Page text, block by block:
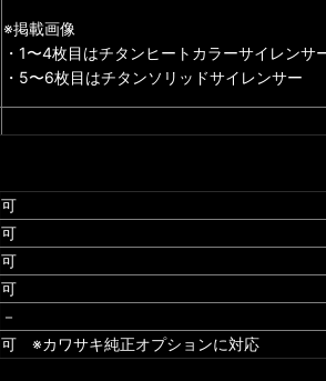
※掲載画像
・1〜4枚目はチタンヒートカラーサイレンサ
・5〜6枚目はチタンソリッドサイレンサー
可
可
可
可
－
可 ※カワサキ純正オプションに対応